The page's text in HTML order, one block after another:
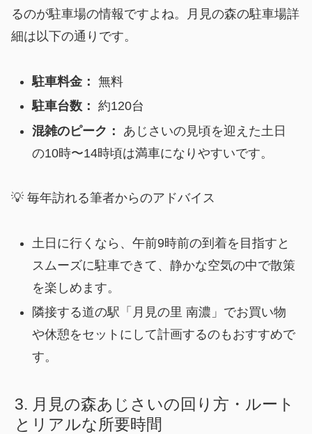
るのが駐車場の情報ですよね。月見の森の駐車場詳
細は以下の通りです。
駐車料金： 無料
駐車台数： 約120台
混雑のピーク：
あじさいの見頃を迎えた土日
の10時〜14時頃は満車になりやすいです。
💡 毎年訪れる筆者からのアドバイス
土日に行くなら、午前9時前の到着を目指すと
スムーズに駐車できて、静かな空気の中で散策
を楽しめます。
隣接する道の駅「月見の里 南濃」でお買い物
や休憩をセットにして計画するのもおすすめで
す。
月見の森あじさいの回り方・ルート
とリアルな所要時間